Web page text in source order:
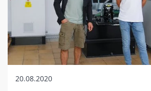
20.08.2020